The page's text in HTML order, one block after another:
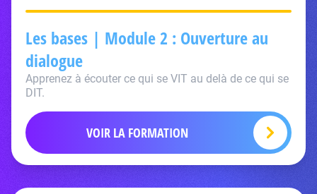
Les bases | Module 2 : Ouverture au
dialogue
Apprenez à écouter ce qui se VIT au delà de ce qui se
DIT.
VOIR LA FORMATION